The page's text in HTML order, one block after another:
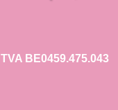
TVA BE0459.475.043